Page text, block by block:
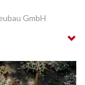
GmbH